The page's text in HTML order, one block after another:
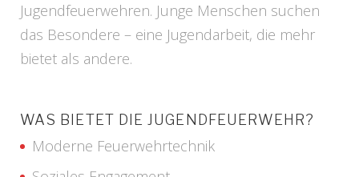
Jugendfeuerwehren. Junge Menschen suchen
das Besondere – eine Jugendarbeit, die mehr
bietet als andere.
WAS BIETET DIE JUGENDFEUERWEHR?
Moderne Feuerwehrtechnik